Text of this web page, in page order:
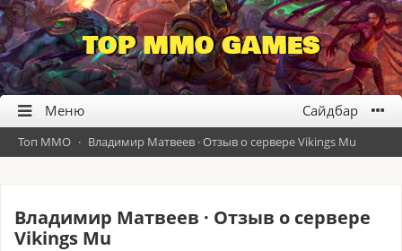
TOP MMO GAMES
Топ ММО · Владимир Матвеев · Отзыв о сервере Vikings Mu
Владимир Матвеев · Отзыв о сервере
Vikings Mu